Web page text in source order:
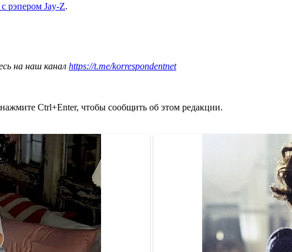
рэпером Jay-Z.
на наш канал https://t.me/korrespondentnet
Ctrl+Enter, чтобы сообщить об этом редакции.